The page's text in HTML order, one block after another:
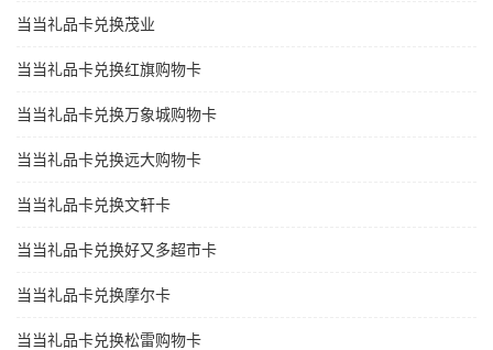
当当礼品卡兑换茂业
当当礼品卡兑换红旗购物卡
当当礼品卡兑换万象城购物卡
当当礼品卡兑换远大购物卡
当当礼品卡兑换文轩卡
当当礼品卡兑换好又多超市卡
当当礼品卡兑换摩尔卡
当当礼品卡兑换松雷购物卡